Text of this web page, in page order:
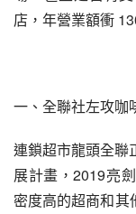
店，年營業額衝
一、全聯社左攻咖
連鎖超市龍頭全聯
展計畫，2019亮
密度高的超商和